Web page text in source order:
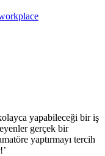
yapabileceği bir iş
gerçek bir
yaptırmayı tercih